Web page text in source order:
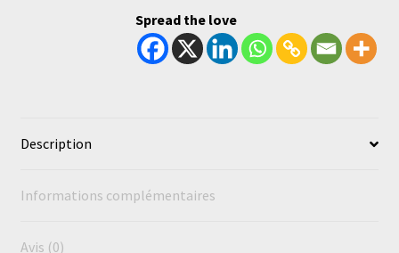
Spread the love
Description
Informations complémentaires
Avis (0)